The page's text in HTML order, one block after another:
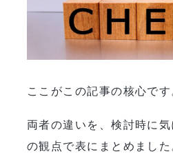
ここがこの記事の核心です
両者の違いを、検討時に
の観点で表にまとめました